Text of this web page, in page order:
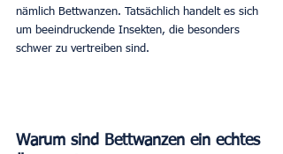
nämlich Bettwanzen. Tatsächlich handelt es sich
um beeindruckende Insekten, die besonders
schwer zu vertreiben sind.
Warum sind Bettwanzen ein echtes